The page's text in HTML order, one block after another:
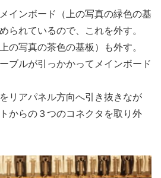
インボード（上の写真の緑色の基
られているので、これを外す。
の写真の茶色の基板）も外す。
ブルが引っかかってメインボード
リアパネル方向へ引き抜きなが
からの３つのコネクタを取り外